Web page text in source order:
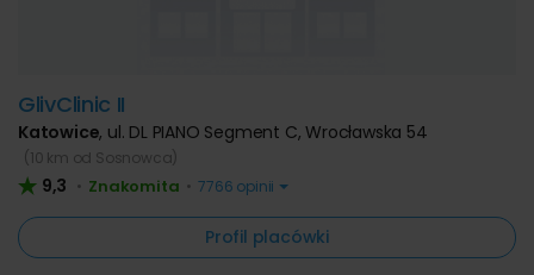
GlivClinic II
Katowice, ul. DL PIANO Segment C, Wrocławska 54
(10 km od Sosnowca)
9,3 • Znakomita • 7766 opinii
Profil placówki